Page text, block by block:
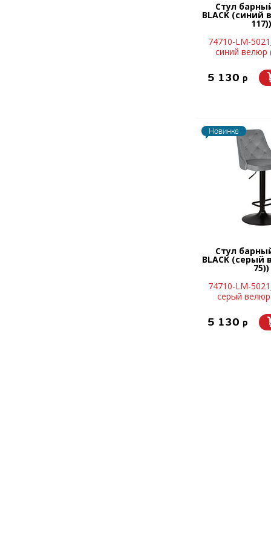
Стул
BLACK (синий
117))
74710-LM-
синий велюр
5 130 p
Новинка
Стул
BLACK (серый
75))
74710-LM-
серый велюр
5 130 p